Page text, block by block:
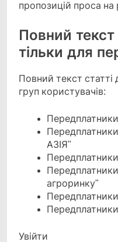
пропозицій проса на
Повний текст
тільки для
Повний текст
груп користувачів:
АЗІЯ"
агроринку"
Увійти